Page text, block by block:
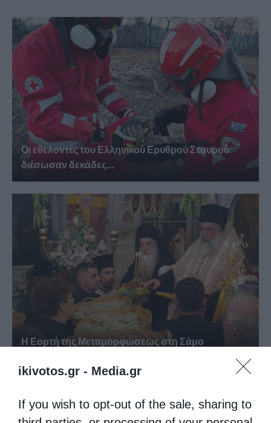
ikivotos.gr - Media.gr
If you wish to opt-out of the sale, sharing to
Οι εθελοντές του Ελληνικού Ερυθρού Σταυρού
διέσωσαν δεκάδες...
Η Εορτή της Μεταμορφώσεως στη Σάμο